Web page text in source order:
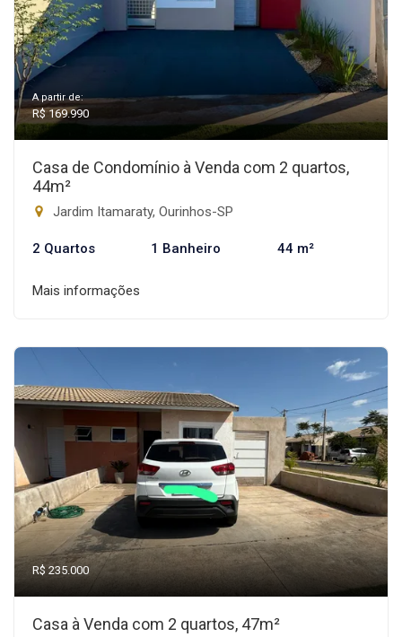
A partir de:
R$ 169.990
Casa de Condomínio à Venda com 2 quartos,
44m²
Jardim Itamaraty, Ourinhos-SP
2 Quartos 1 Banheiro 44 m²
Mais informações
R$ 235.000
Casa à Venda com 2 quartos, 47m²